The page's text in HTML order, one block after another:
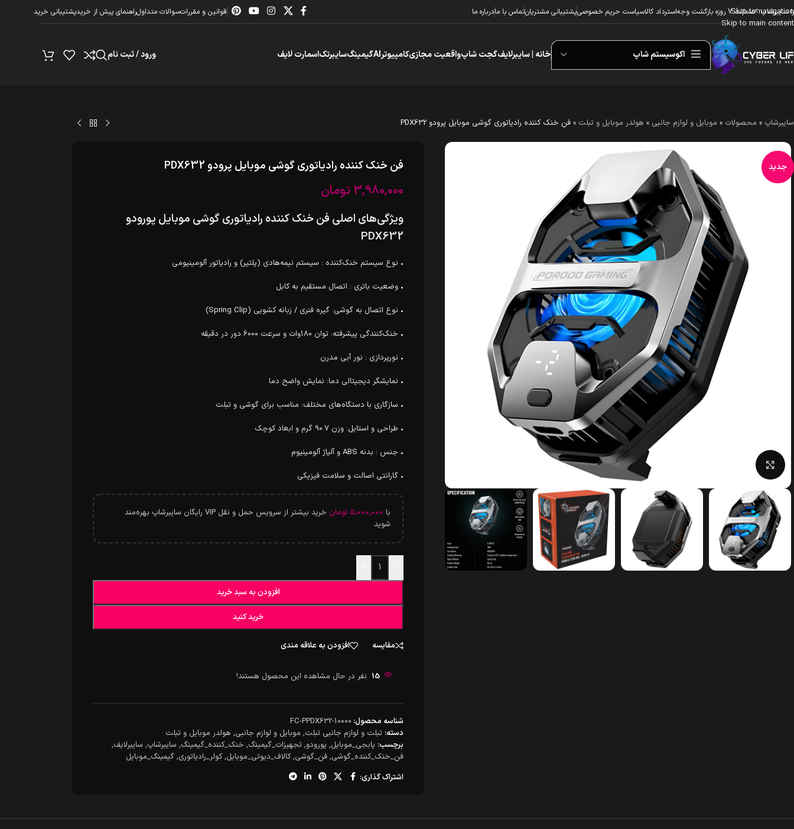
Skip to navigation
Skip to main content
سایبرشاپ ؟ضمانت 7 روزه بازگشت وجه استرداد کالاسیاست حریم خصوصیپشتیبانی مشتریانتماس با مادرباره ما قوانین و مقرراتسوالات متداولراهنمای پیش از خریدپشتیبانی خرید
اکوسیستم شاپ خانه | سایبرلایفگجت شاپواقعیت مجازیکامپیوترAIگیمینگسایبرتکاسمارت لایف ورود / ثبت نام
سایبرشاپ » محصولات » موبایل و لوازم جانبی » هولدر موبایل و تبلت » فن خنک کننده رادیاتوری گوشی موبایل پرودو PDX632
جدید فن خنک کننده رادیاتوری گوشی موبایل پرودو PDX632
3,980,000 تومان
ویژگی‌های اصلی فن خنک کننده رادیاتوری گوشی موبایل پورودو
PDX632
• نوع سیستم خنک‌کننده : سیستم نیمه‌هادی (پلتیر) و رادیاتور آلومینیومی
• وضعیت باتری : اتصال مستقیم به کابل
• نوع اتصال به گوشی: گیره فنری / زبانه کشویی (Spring Clip)
• خنک‌کنندگی پیشرفته: توان 180وات و سرعت 6000 دور در دقیقه
• نورپردازی : نور آبی مدرن
• نمایشگر دیجیتالی دما: نمایش واضح دما
• سازگاری با دستگاه‌های مختلف: مناسب برای گوشی و تبلت
• طراحی و استایل: وزن 90.7 گرم و ابعاد کوچک
• جنس : بدنه ABS و آلیاژ آلومینیوم
• گارانتی اصالت و سلامت فیزیکی
با 5,000,000 تومان
خرید بیشتر از سرویس حمل و نقل VIP رایگان سایبرشاپ بهره‌مند
شوید
افزودن به سبد خرید
خرید کنید
مقایسه افزودن به علاقه مندی
15 نفر در حال مشاهده این محصول هستند!
شناسه محصول: FC-PPDX632-10000
دسته: تبلت و لوازم جانبی تبلت, موبایل و لوازم جانبی, هولدر موبایل و تبلت
برچسب: پابجی_موبایل, پورودو, تجهیزات_گیمینگ, خنک_کننده_گیمینگ, سایبرشاپ, سایبرلایف,
فن_خنک_کننده_گوشی, فن_گوشی, کالاف_دیوتی_موبایل, کولر_رادیاتوری, گیمینگ_موبایل
اشتراک گذاری: